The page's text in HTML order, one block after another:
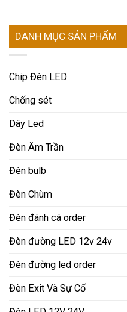
DANH MỤC SẢN PHẨM
Chip Đèn LED
Chống sét
Dây Led
Đèn Âm Trần
Đèn bulb
Đèn Chùm
Đèn đánh cá order
Đèn đường LED 12v 24v
Đèn đường led order
Đèn Exit Và Sự Cố